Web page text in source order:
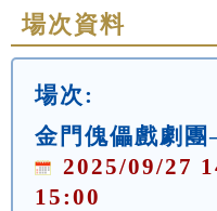
場次資料
場次:
金門傀儡戲劇
2025/09/27
15:00